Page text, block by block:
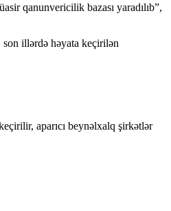
qanunvericilik bazası yaradılıb”,
illərdə həyata keçirilən
aparıcı beynəlxalq şirkətlər